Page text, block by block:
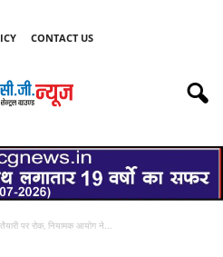
CONTACT US
पर रोक, नियामक आयोग ने...